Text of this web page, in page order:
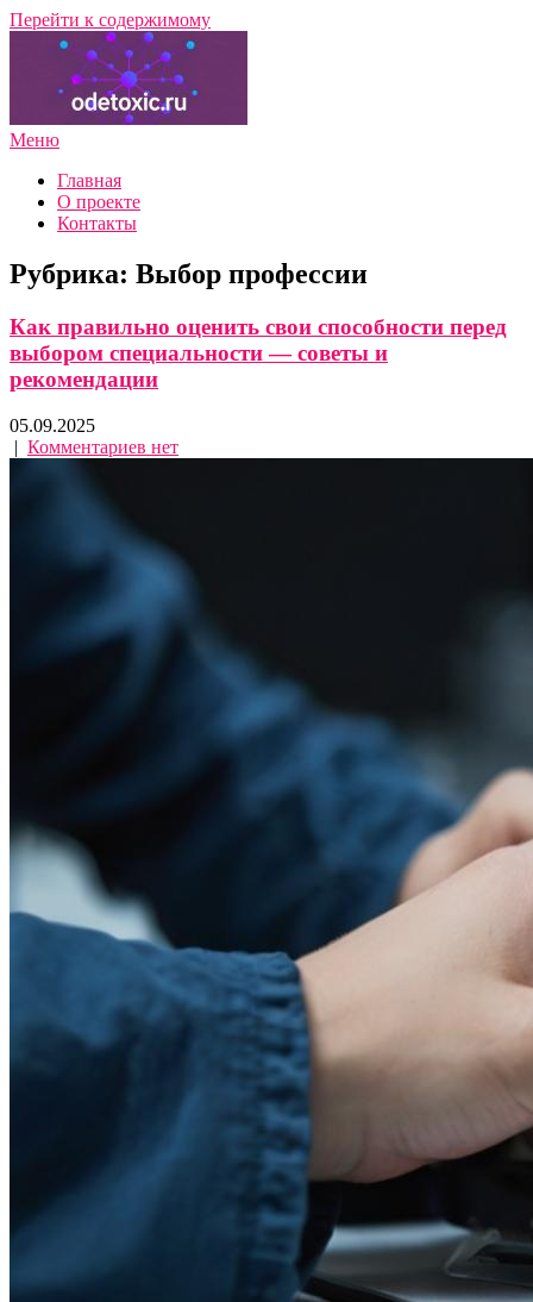
Перейти к содержимому
ПрофГид Онлайн
советы экспертов
Меню
Главная
О проекте
Контакты
Рубрика: Выбор профессии
Как правильно оценить свои способности перед
выбором специальности — советы и
рекомендации
05.09.2025
| Комментариев нет